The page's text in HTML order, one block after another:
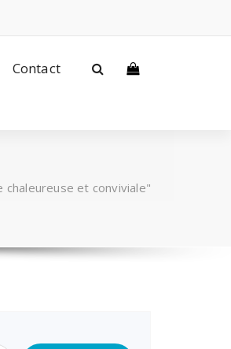
Contact
et conviviale"